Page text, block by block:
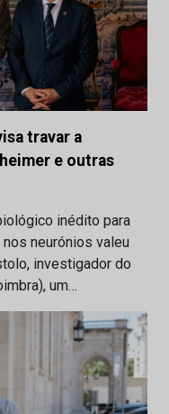
travar a
e outras
inédito para
neurónios valeu
investigador do
um…